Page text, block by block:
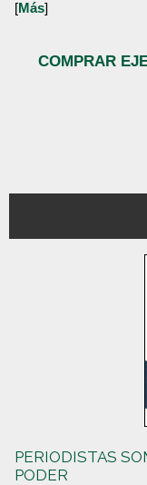
[Más]
COMPRAR
PERIODISTAS
PODER